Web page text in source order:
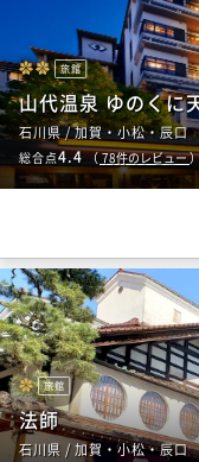
旅館
山代温泉 ゆのくに
石川県 / 加賀・小松・辰口
総合点4.4（78件のレビュー
旅館
法師
石川県 / 加賀・小松・辰口